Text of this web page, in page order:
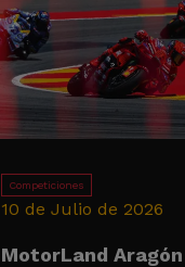
Competiciones
10 de Julio de 2026
MotorLand Aragón